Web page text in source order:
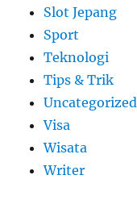
Slot Jepang
Sport
Teknologi
Tips & Trik
Uncategorized
Visa
Wisata
Writer